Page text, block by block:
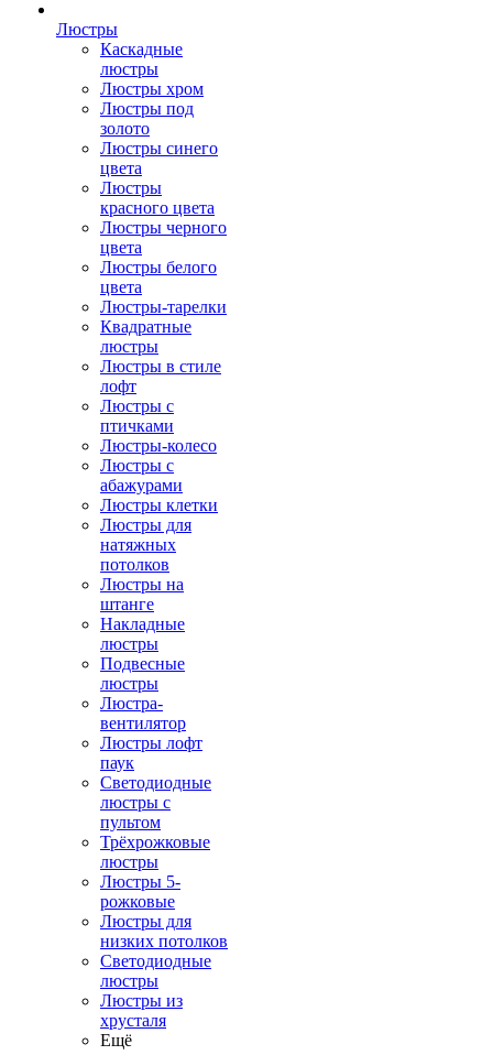
Люстры
Каскадные
люстры
Люстры хром
Люстры под
золото
Люстры синего
цвета
Люстры
красного цвета
Люстры черного
цвета
Люстры белого
цвета
Люстры-тарелки
Квадратные
люстры
Люстры в стиле
лофт
Люстры с
птичками
Люстры-колесо
Люстры с
абажурами
Люстры клетки
Люстры для
натяжных
потолков
Люстры на
штанге
Накладные
люстры
Подвесные
люстры
Люстра-
вентилятор
Люстры лофт
паук
Светодиодные
люстры с
пультом
Трёхрожковые
люстры
Люстры 5-
рожковые
Люстры для
низких потолков
Cветодиодные
люстры
Люстры из
хрусталя
Ещё